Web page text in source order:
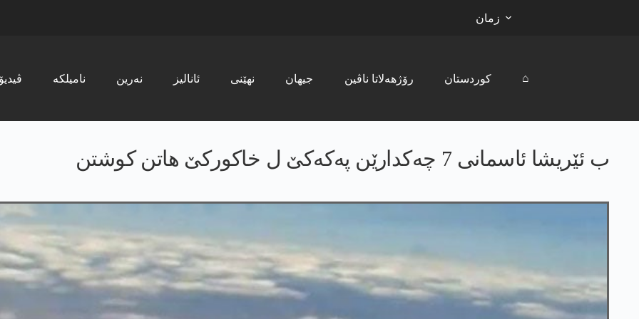
زمان
ڤیدیۆ نامیلکە نەرین ئانالیز نھێنی جیھان رۆژھەلاتا ناڤین کوردستان ⌂
ب ئێریشا ئاسمانی 7 چه‌كدارێن په‌كه‌كێ ل خاكوركێ هاتن كوشتن